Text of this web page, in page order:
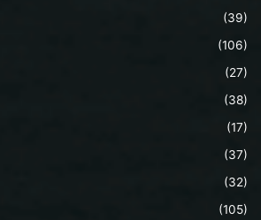
(39)
(106)
(27)
(38)
(17)
(37)
(32)
(105)